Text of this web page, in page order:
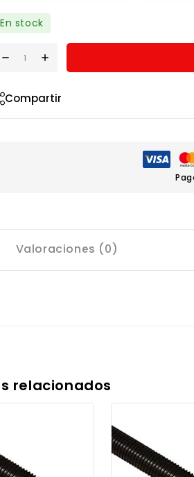
En stock
Compartir
Valoraciones (0)
relacionados